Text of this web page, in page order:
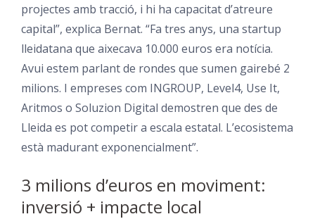
projectes amb tracció, i hi ha capacitat d’atreure
capital”, explica Bernat. “Fa tres anys, una startup
lleidatana que aixecava 10.000 euros era notícia.
Avui estem parlant de rondes que sumen gairebé 2
milions. I empreses com INGROUP, Level4, Use It,
Aritmos o Soluzion Digital demostren que des de
Lleida es pot competir a escala estatal. L’ecosistema
està madurant exponencialment”.
3 milions d’euros en moviment:
inversió + impacte local